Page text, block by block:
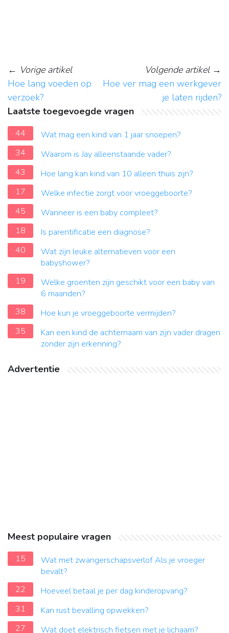
← Vorige artikel
Hoe lang voeden op
verzoek?
Volgende artikel→
Hoe ver mag een werkgever
je laten rijden?
Laatste toegevoegde vragen
44
Wat mag een kind van 1 jaar snoepen?
34
Waarom is Jay alleenstaande vader?
43
Hoe lang kan kind van 10 alleen thuis zijn?
17
Welke infectie zorgt voor vroeggeboorte?
45
Wanneer is een baby compleet?
18
Is parentificatie een diagnose?
40
Wat zijn leuke alternatieven voor een
babyshower?
19
Welke groenten zijn geschikt voor een baby van
6 maanden?
38
Hoe kun je vroeggeboorte vermijden?
35
Kan een kind de achternaam van zijn vader dragen
zonder zijn erkenning?
Advertentie
Meest populaire vragen
15
Wat met zwangerschapsverlof Als je vroeger
bevalt?
22
Hoeveel betaal je per dag kinderopvang?
31
Kan rust bevalling opwekken?
27
Wat doet elektrisch fietsen met je lichaam?